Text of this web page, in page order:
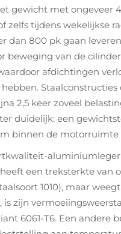
gewicht met ongeveer
zelfs tijdens wekelijkse
dan 800 pk gaan
beweging van de
afdichtingen
2,5 keer zoveel
duidelijk: een
binnen de
een treksterkte van
1010), maar
is zijn
6061-T6. Een andere